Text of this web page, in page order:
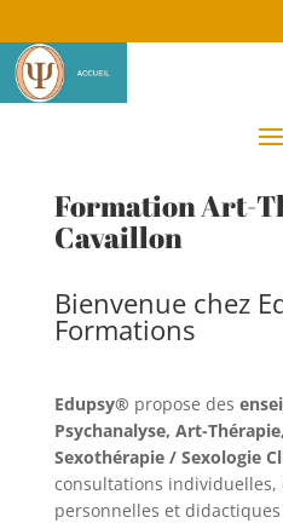
Formation Art-
Cavaillon
Bienvenue chez
Formations
Edupsy® propose des
Psychanalyse, Art-
Sexothérapie / Sexologie
consultations individuelles,
personnelles et